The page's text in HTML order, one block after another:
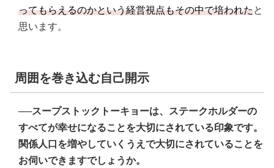
ってもらえるのかという経営視点もその中で培われたと
思います。
周囲を巻き込む自己開示
──スープストックトーキョーは、ステークホルダーの
すべてが幸せになることを大切にされている印象です。
関係人口を増やしていくうえで大切にされていることを
お伺いできますでしょうか。